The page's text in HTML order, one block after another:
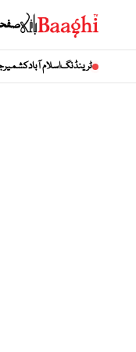
ٹرینڈنگاسلام آبادکشمیر